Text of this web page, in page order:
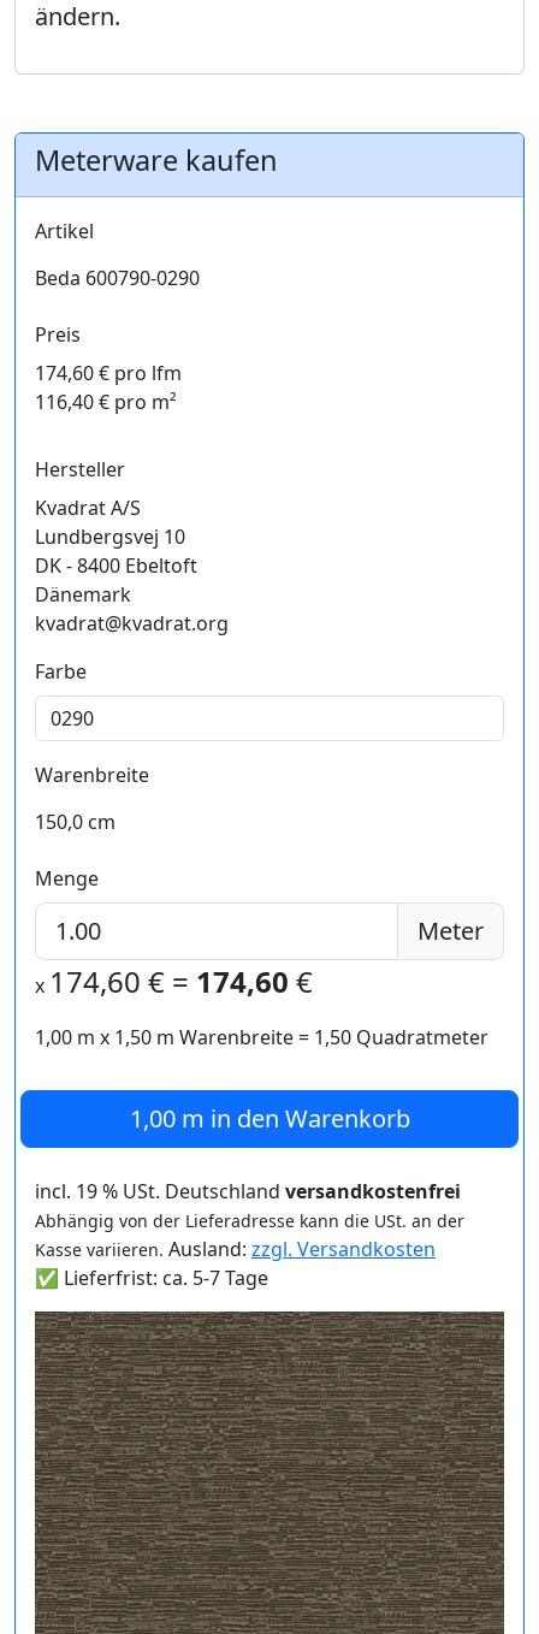
ändern.
Meterware kaufen
Artikel
Beda 600790-0290
Preis
174,60 € pro lfm
116,40 € pro m²
Hersteller
Kvadrat A/S
Lundbergsvej 10
DK - 8400 Ebeltoft
Dänemark
kvadrat@kvadrat.org
Farbe
Warenbreite
150,0 cm
Menge
Meter
x 174,60 € = 174,60 €
1,00 m x 1,50 m Warenbreite = 1,50 Quadratmeter
1,00 m in den Warenkorb
incl. 19 % USt. Deutschland versandkostenfrei
Abhängig von der Lieferadresse kann die USt. an der
Kasse variieren. Ausland: zzgl. Versandkosten
✅ Lieferfrist: ca. 5-7 Tage